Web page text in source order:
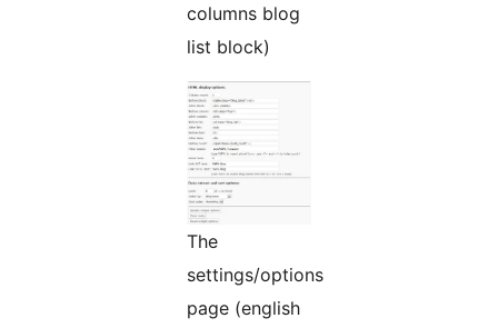
columns blog
list block)
The
settings/options
page (english